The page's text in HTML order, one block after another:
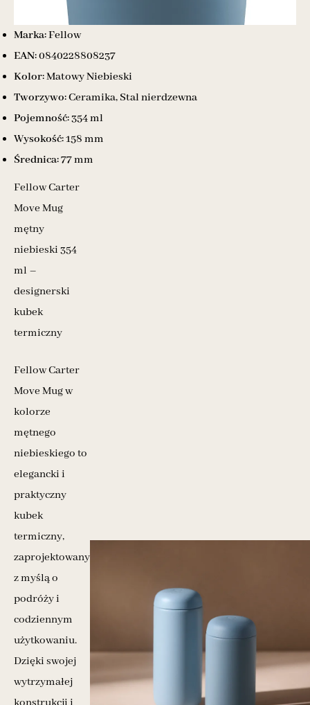
Marka:Fellow
EAN:0840228808237
Kolor:Matowy Niebieski
Tworzywo:Ceramika, Stal nierdzewna
Pojemność:354 ml
Wysokość:158 mm
Średnica:77 mm
Fellow Carter
Move Mug
mętny
niebieski 354
ml –
designerski
kubek
termiczny
Fellow Carter
Move Mug w
kolorze
mętnego
niebieskiego to
elegancki i
praktyczny
kubek
termiczny,
zaprojektowany
z myślą o
podróży i
codziennym
użytkowaniu.
Dzięki swojej
wytrzymałej